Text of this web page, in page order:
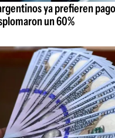
ya prefieren
un 60%